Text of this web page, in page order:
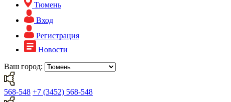
Тюмень
Вход
Регистрация
Новости
Ваш город:
568-548 +7 (3452) 568-548